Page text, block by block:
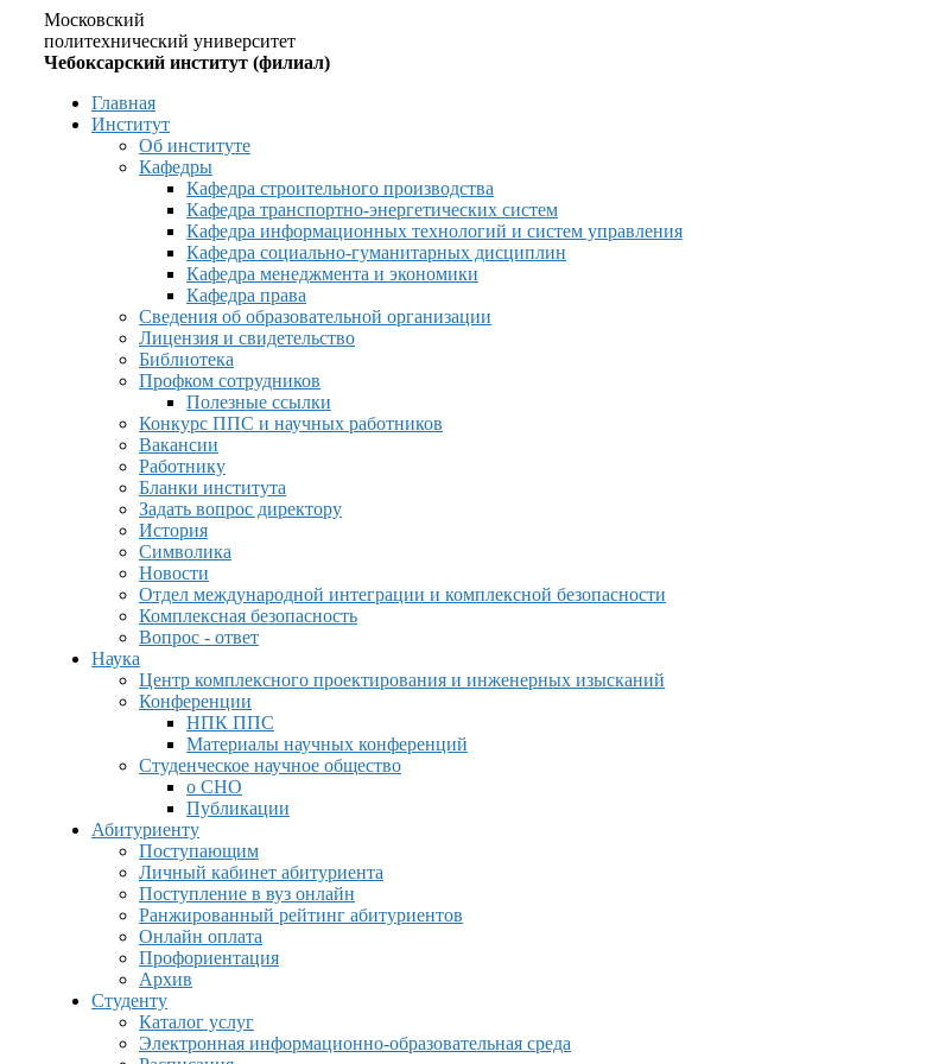
Московский
политехнический университет
Чебоксарский институт (филиал)
Главная
Институт
Об институте
Кафедры
Кафедра строительного производства
Кафедра транспортно-энергетических систем
Кафедра информационных технологий и систем управления
Кафедра социально-гуманитарных дисциплин
Кафедра менеджмента и экономики
Кафедра права
Сведения об образовательной организации
Лицензия и свидетельство
Библиотека
Профком сотрудников
Полезные ссылки
Конкурс ППС и научных работников
Вакансии
Работнику
Бланки института
Задать вопрос директору
История
Символика
Новости
Отдел международной интеграции и комплексной безопасности
Комплексная безопасность
Вопрос - ответ
Наука
Центр комплексного проектирования и инженерных изысканий
Конференции
НПК ППС
Материалы научных конференций
Студенческое научное общество
о СНО
Публикации
Абитуриенту
Поступающим
Личный кабинет абитуриента
Поступление в вуз онлайн
Ранжированный рейтинг абитуриентов
Онлайн оплата
Профориентация
Архив
Студенту
Каталог услуг
Электронная информационно-образовательная среда